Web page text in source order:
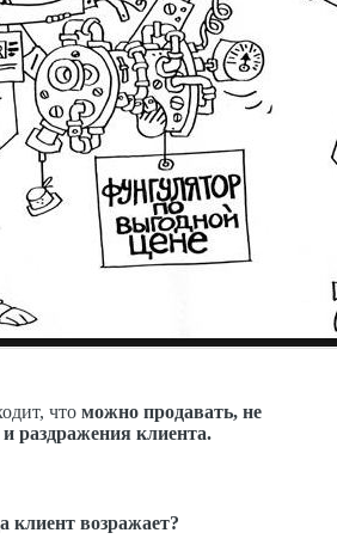
что можно продавать, не
раздражения клиента.
клиент возражает?